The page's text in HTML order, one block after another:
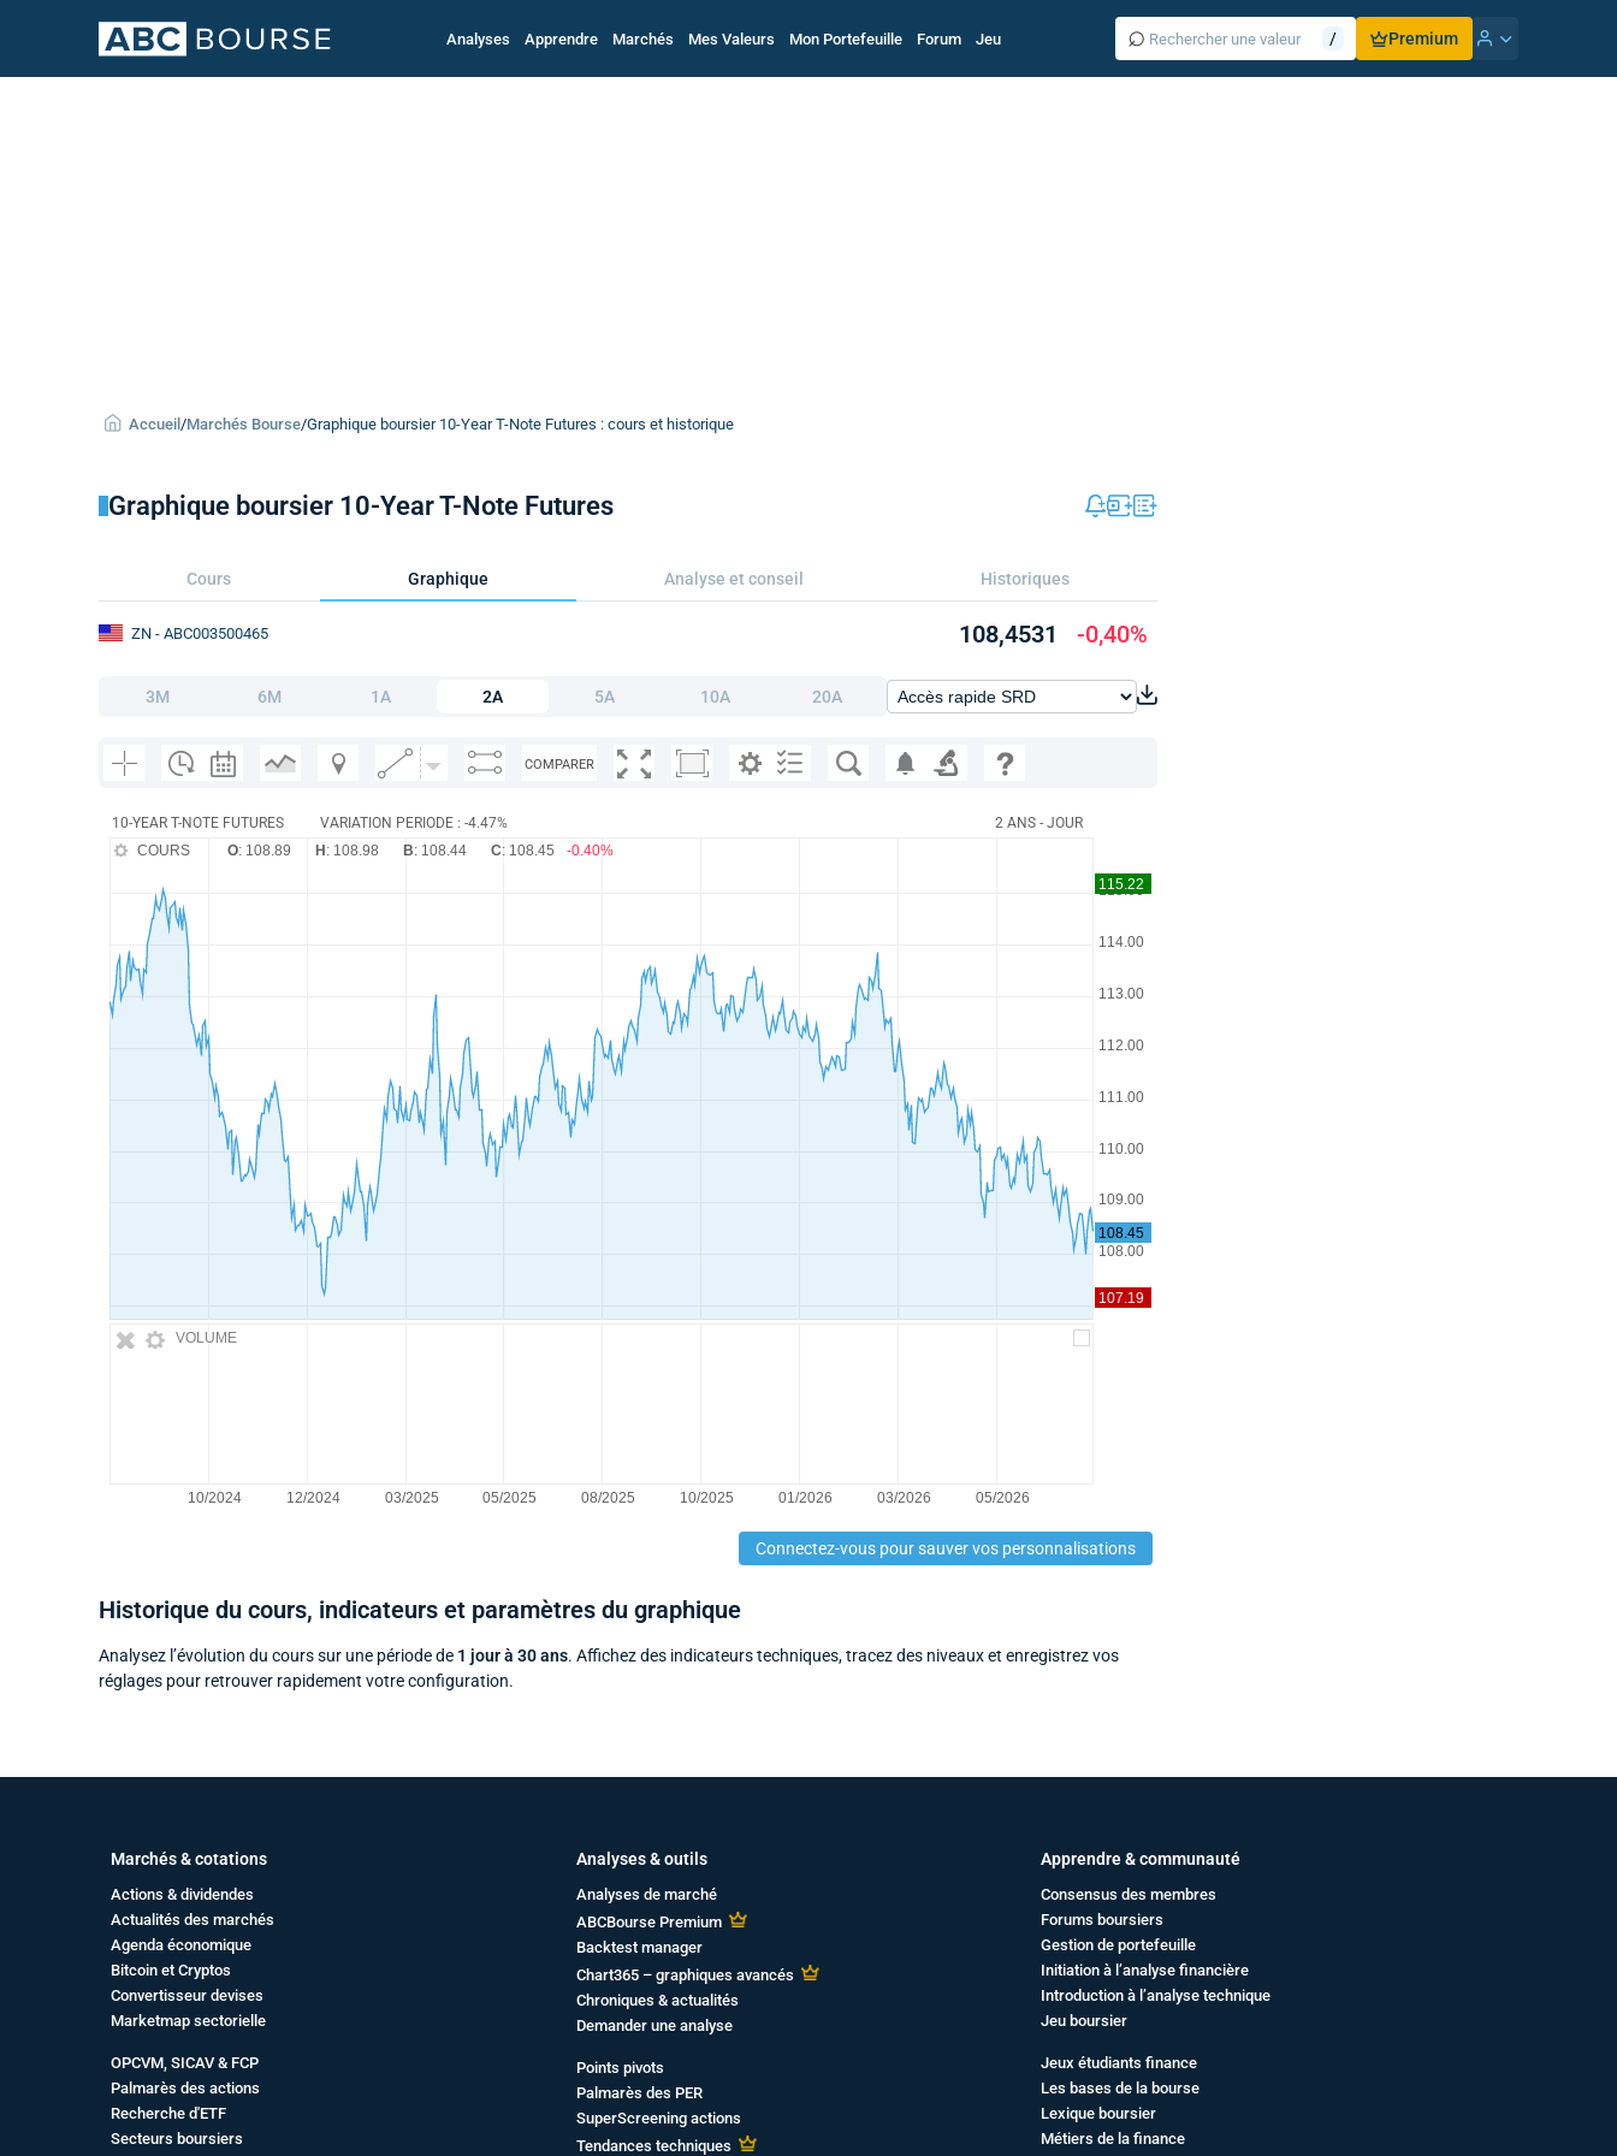
Analyses Apprendre Marchés Mes Valeurs Mon Portefeuille Forum Jeu ⌕ / Premium
Accueil /Marchés Bourse/Graphique boursier 10-Year T-Note Futures : cours et historique
Graphique boursier 10-Year T-Note Futures
Cours Graphique Analyse et conseil Historiques
ZN - ABC003500465 108,4531 -0,40%
3M 6M 1A 2A 5A 10A 20A
COMPARER
10-YEAR T-NOTE FUTURES VARIATION PERIODE : -4.47% 2 ANS - JOUR
VOLUME
COURS O: 108.89 H : 108.98 B: 108.44 C: 108.45 -0.40%
Connectez-vous pour sauver vos personnalisations
Historique du cours, indicateurs et paramètres du graphique
Analysez l’évolution du cours sur une période de 1 jour à 30 ans. Affichez des indicateurs techniques, tracez des niveaux et enregistrez vos
réglages pour retrouver rapidement votre configuration.
Marchés & cotations
Actions & dividendes
Actualités des marchés
Agenda économique
Bitcoin et Cryptos
Convertisseur devises
Marketmap sectorielle
OPCVM, SICAV & FCP
Palmarès des actions
Recherche d'ETF
Secteurs boursiers
Analyses & outils
Analyses de marché
ABCBourse Premium
Backtest manager
Chart365 – graphiques avancés
Chroniques & actualités
Demander une analyse
Points pivots
Palmarès des PER
SuperScreening actions
Tendances techniques
Apprendre & communauté
Consensus des membres
Forums boursiers
Gestion de portefeuille
Initiation à l’analyse financière
Introduction à l’analyse technique
Jeu boursier
Jeux étudiants finance
Les bases de la bourse
Lexique boursier
Métiers de la finance